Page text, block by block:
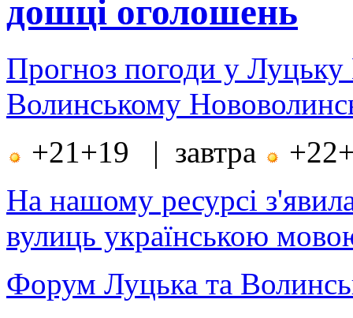
дошці оголошень
Прогноз погоди у
Волинському
+21+19 | завтра
На нашому ресурсі
вулиць українською
Форум Луцька та